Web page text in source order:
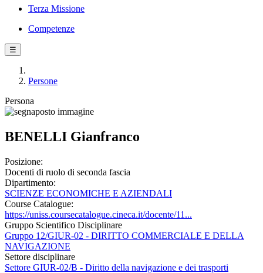
Terza Missione
Competenze
☰
Persone
Persona
BENELLI Gianfranco
Posizione:
Docenti di ruolo di seconda fascia
Dipartimento:
SCIENZE ECONOMICHE E AZIENDALI
Course Catalogue:
https://uniss.coursecatalogue.cineca.it/docente/11...
Gruppo Scientifico Disciplinare
Gruppo 12/GIUR-02 - DIRITTO COMMERCIALE E DELLA
NAVIGAZIONE
Settore disciplinare
Settore GIUR-02/B - Diritto della navigazione e dei trasporti